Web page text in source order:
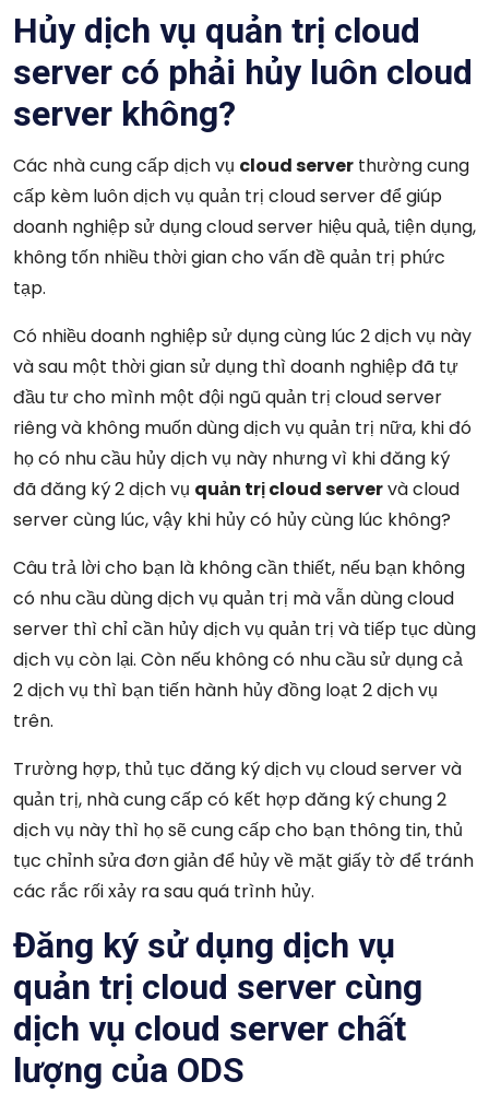
Hủy dịch vụ quản trị cloud
server có phải hủy luôn cloud
server không?
Các nhà cung cấp dịch vụ cloud server thường cung
cấp kèm luôn dịch vụ quản trị cloud server để giúp
doanh nghiệp sử dụng cloud server hiệu quả, tiện dụng,
không tốn nhiều thời gian cho vấn đề quản trị phức
tạp.
Có nhiều doanh nghiệp sử dụng cùng lúc 2 dịch vụ này
và sau một thời gian sử dụng thì doanh nghiệp đã tự
đầu tư cho mình một đội ngũ quản trị cloud server
riêng và không muốn dùng dịch vụ quản trị nữa, khi đó
họ có nhu cầu hủy dịch vụ này nhưng vì khi đăng ký
đã đăng ký 2 dịch vụ quản trị cloud servervà cloud
server cùng lúc, vậy khi hủy có hủy cùng lúc không?
Câu trả lời cho bạn là không cần thiết, nếu bạn không
có nhu cầu dùng dịch vụ quản trị mà vẫn dùng cloud
server thì chỉ cần hủy dịch vụ quản trị và tiếp tục dùng
dịch vụ còn lại. Còn nếu không có nhu cầu sử dụng cả
2 dịch vụ thì bạn tiến hành hủy đồng loạt 2 dịch vụ
trên.
Trường hợp, thủ tục đăng ký dịch vụ cloud server và
quản trị, nhà cung cấp có kết hợp đăng ký chung 2
dịch vụ này thì họ sẽ cung cấp cho bạn thông tin, thủ
tục chỉnh sửa đơn giản để hủy về mặt giấy tờ để tránh
các rắc rối xảy ra sau quá trình hủy.
Đăng ký sử dụng dịch vụ
quản trị cloud server cùng
dịch vụ cloud server chất
lượng của ODS